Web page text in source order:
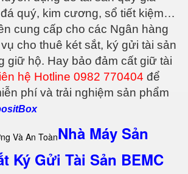
quý, kim cương, sổ tiết kiệm…
cung cấp cho các Ngân hàng
cho thuê két sắt, ký gửi tài sản
giữ hộ. Hay bảo đảm cất giữ tài
hệ Hotline 0982 770404 để
phí và trải nghiệm sản phẩm
Nhà Máy Sản
Ký Gửi Tài Sản BEMC